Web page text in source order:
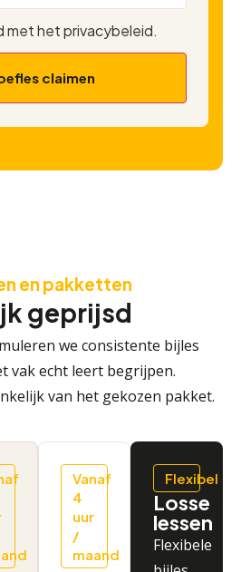
met het privacybeleid.
en pakketten
geprijsd
we consistente bijles
vak echt leert begrijpen.
van het gekozen pakket.
Vanaf
4
uur
/
maand
Flexibel
Losse
lessen
Flexibele